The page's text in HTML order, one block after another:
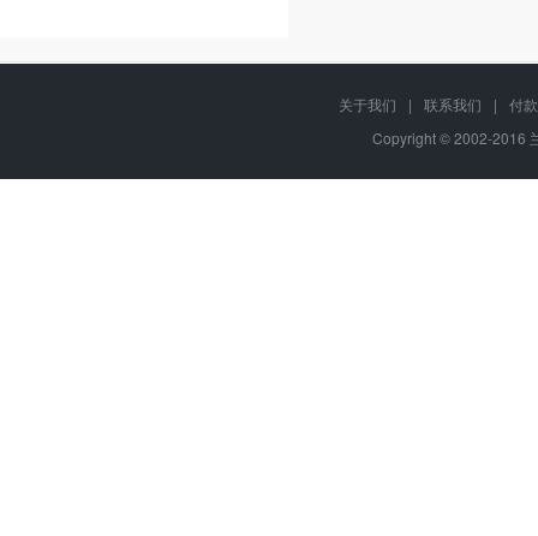
关于我们 | 联系我们 |
付
Copyright © 2002-2016